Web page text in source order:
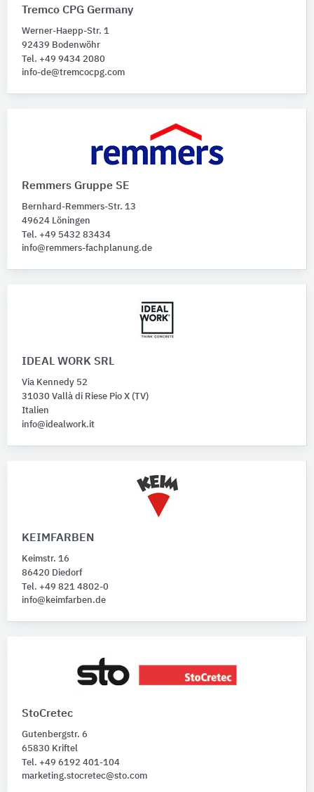
Tremco CPG Germany
Werner-Haepp-Str. 1
92439 Bodenwöhr
Tel. +49 9434 2080
info-de@tremcocpg.com
Remmers Gruppe SE
Bernhard-Remmers-Str. 13
49624 Löningen
Tel. +49 5432 83434
info@remmers-fachplanung.de
IDEAL WORK SRL
Via Kennedy 52
31030 Vallà di Riese Pio X (TV)
Italien
info@idealwork.it
KEIMFARBEN
Keimstr. 16
86420 Diedorf
Tel. +49 821 4802-0
info@keimfarben.de
StoCretec
Gutenbergstr. 6
65830 Kriftel
Tel. +49 6192 401-104
marketing.stocretec@sto.com